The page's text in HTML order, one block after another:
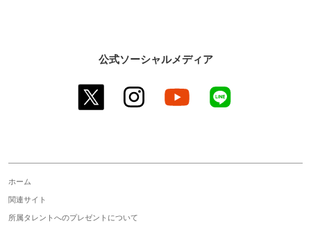
公式ソーシャルメディア
twitter instagram youtube
ホーム
関連サイト
所属タレントへのプレゼントについて